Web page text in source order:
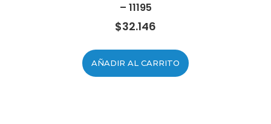
– 11195
$32.146
AÑADIR AL CARRITO